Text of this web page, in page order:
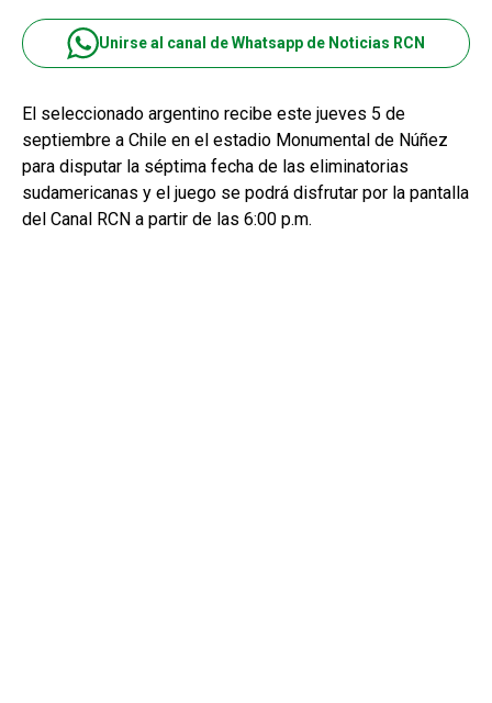
Unirse al canal de Whatsapp de Noticias RCN
El seleccionado argentino recibe este jueves 5 de
septiembre a Chile en el estadio Monumental de Núñez
para disputar la séptima fecha de las eliminatorias
sudamericanas y el juego se podrá disfrutar por la pantalla
del Canal RCN a partir de las 6:00 p.m.